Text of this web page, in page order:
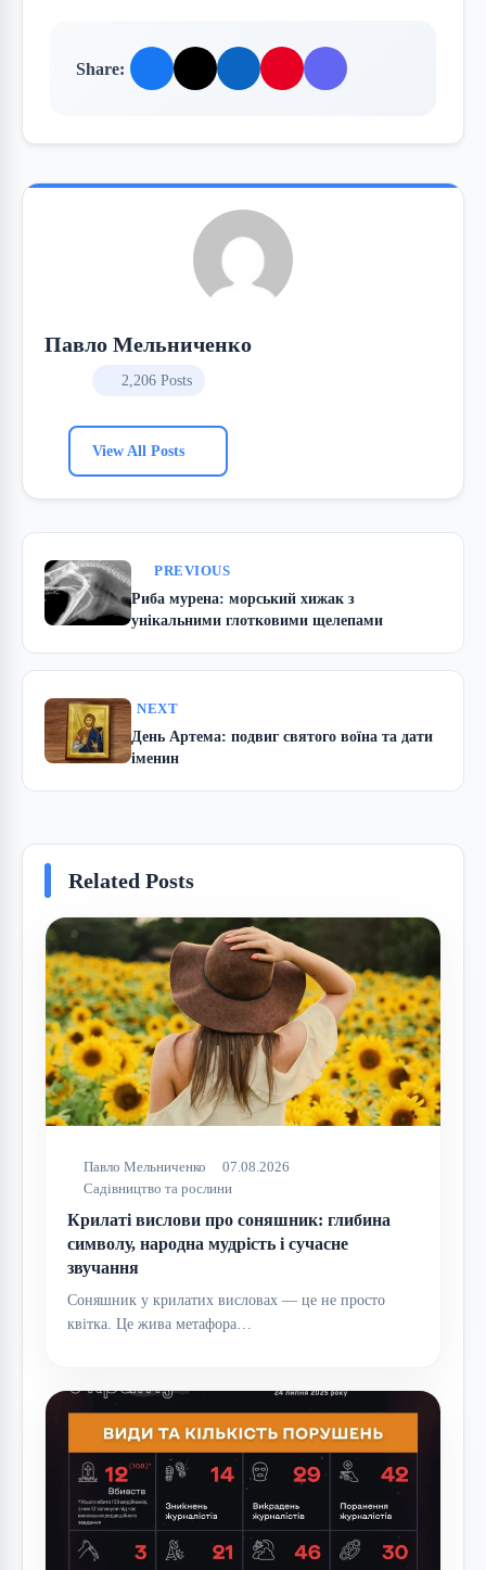
Share:
Павло Мельниченко
2,206 Posts
View All Posts
PREVIOUS
Риба мурена: морський хижак з
унікальними глотковими щелепами
NEXT
День Артема: подвиг святого воїна та дати
іменин
Related Posts
Павло Мельниченко
07.08.2026
Садівництво та рослини
Крилаті вислови про соняшник: глибина
символу, народна мудрість і сучасне
звучання
Соняшник у крилатих висловах — це не просто
квітка. Це жива метафора…